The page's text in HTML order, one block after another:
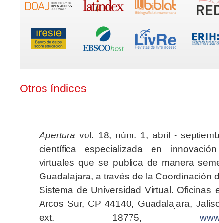
Otros índices
Apertura vol. 18, núm. 1, abril -
científica especializada en
virtuales que se publica de manera
Guadalajara, a través de la Coordinación
Sistema de Universidad Virtual. Oficinas
Arcos Sur, CP 44140, Guadalajara,
ext. 18775,